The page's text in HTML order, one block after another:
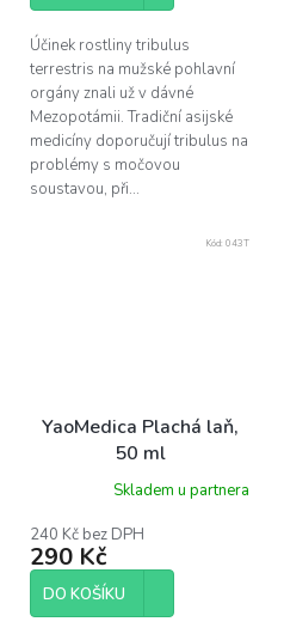
Účinek rostliny tribulus
terrestris na mužské pohlavní
orgány znali už v dávné
Mezopotámii. Tradiční asijské
medicíny doporučují tribulus na
problémy s močovou
soustavou, při...
YaoMedica Plachá laň,
50 ml
Skladem u partnera
240 Kč bez DPH
290 Kč
DO KOŠÍKU
Kód: 043T